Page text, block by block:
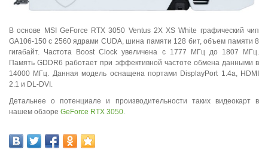
В основе MSI GeForce RTX 3050 Ventus 2X XS White графический чип
GA106-150 с 2560 ядрами CUDA, шина памяти 128 бит, объем памяти 8
гигабайт. Частота Boost Clock увеличена с 1777 МГц до 1807 МГц.
Память GDDR6 работает при эффективной частоте обмена данными в
14000 МГц. Данная модель оснащена портами DisplayPort 1.4a, HDMI
2.1 и DL-DVI.
Детальнее о потенциале и производительности таких видеокарт в
нашем обзоре GeForce RTX 3050.